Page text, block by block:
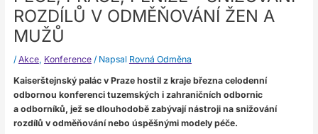
ROZDÍLŮ V ODMĚŇOVÁNÍ ŽEN A
MUŽŮ
/ Akce, Konference/ Napsal Rovná Odměna
Kaiserštejnský palác v Praze hostil z kraje března celodenní
odbornou konferenci tuzemských i zahraničních odbornic
a odborníků, jež se dlouhodobě zabývají nástroji na snižování
rozdílů v odměňování nebo úspěšnými modely péče.